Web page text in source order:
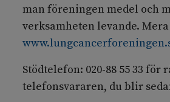
man föreningen medel och
verksamheten levande.
Stödtelefon: 020-88 55 33
telefonsvararen, du blir